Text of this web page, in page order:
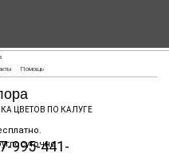
Помощь
ЦВЕТОВ ПО КАЛУГЕ
995-441-